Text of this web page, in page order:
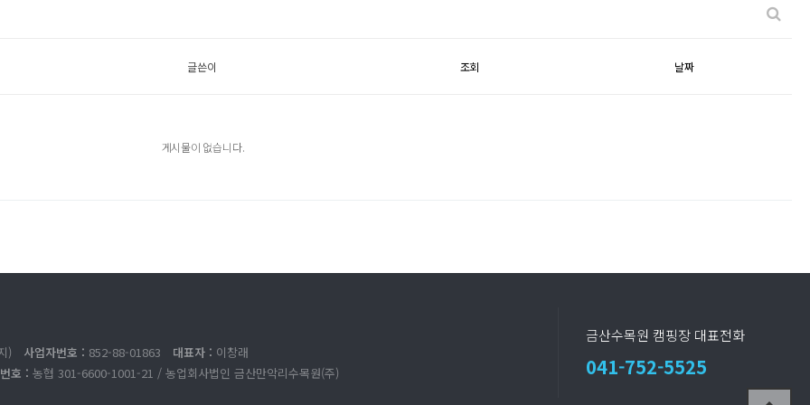
글쓴이 조회 날짜
게시물이 없습니다.
) 사업자번호 : 852-88-01863 대표자 : 이창래
호 : 농협 301-6600-1001-21 / 농업회사법인 금산만악리수목원(주)
금산수목원 캠핑장 대표전화
041-752-5525